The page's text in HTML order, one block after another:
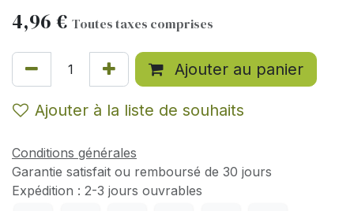
4,96 € Toutes taxes comprises
Ajouter au panier
Ajouter à la liste de souhaits
Conditions générales
Garantie satisfait ou remboursé de 30 jours
Expédition : 2-3 jours ouvrables